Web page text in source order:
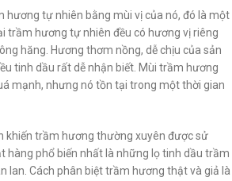
hương tự nhiên bằng mùi vị của nó, đó là một
trầm hương tự nhiên đều có hương vị riêng
hăng. Hương thơm nồng, dễ chịu của sản
tinh dầu rất dễ nhận biết. Mùi trầm hương
mạnh, nhưng nó tồn tại trong một thời gian
khiến trầm hương thường xuyên được sử
hàng phổ biến nhất là những lọ tinh dầu trầm
lan. Cách phân biệt trầm hương thật và giả là